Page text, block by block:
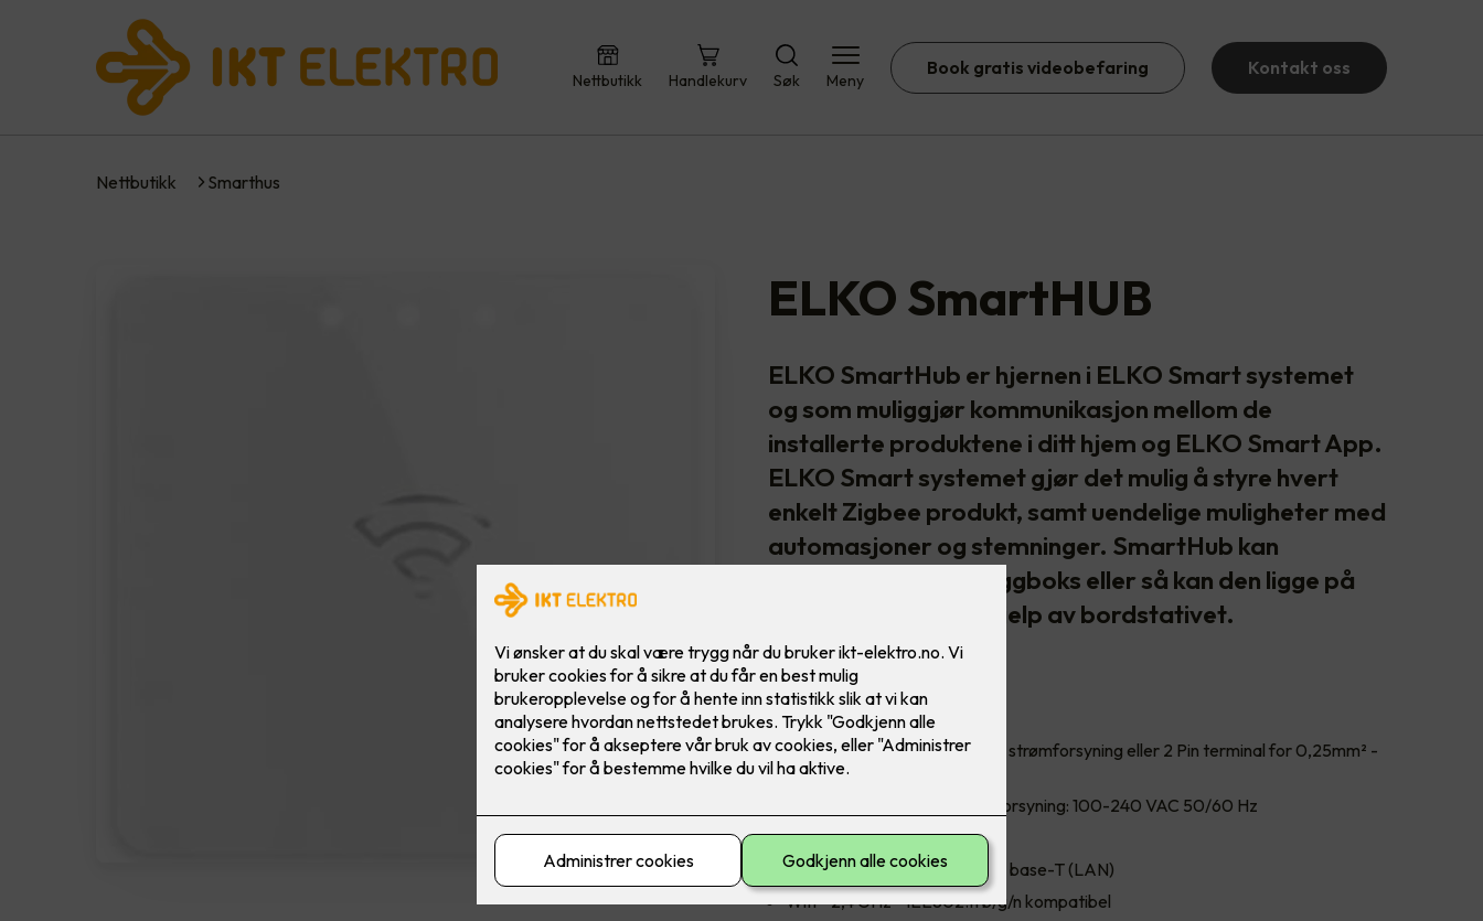
Nettbutikk Handlekurv Søk Meny
Book gratis videobefaring Kontakt oss
Nettbutikk Smarthus
ELKO SmartHUB
ELKO SmartHub er hjernen i ELKO Smart systemet
og som muliggjør kommunikasjon mellom de
installerte produktene i ditt hjem og ELKO Smart App.
ELKO Smart systemet gjør det mulig å styre hvert
enkelt Zigbee produkt, samt uendelige muligheter med
automasjoner og stemninger. SmartHub kan
monteres innfelt i veggboks eller så kan den ligge på
bord eller hylle ved hjelp av bordstativet.
Teknisk spesifikasjon:
Utgang: 5 VDC, 1 A, 5 W
Tilkobling: Micro USB port for strømforsyning eller 2 Pin terminal for 0,25mm² -
1,5mm²
Nominell spenning for strømforsyning: 100-240 VAC 50/60 Hz
Kommunikasjonsstandarder:
Ethernet: IEEE802.3, 10/100 base-T (LAN)
Wifi - 2,4 GHz - IEE802.11 b/g/n kompatibel